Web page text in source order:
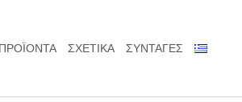
ΠΡΟΪΟΝΤΑ ΣΧΕΤΙΚΆ ΣΥΝΤΑΓΕΣ